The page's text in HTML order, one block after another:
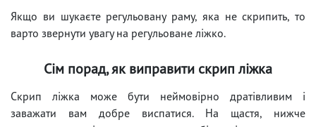
Якщо ви шукаєте регульовану раму, яка не скрипить, то
варто звернути увагу на регульоване ліжко.
Сім порад, як виправити скрип ліжка
Скрип ліжка може бути неймовірно дратівливим і
заважати вам добре виспатися. На щастя, нижче